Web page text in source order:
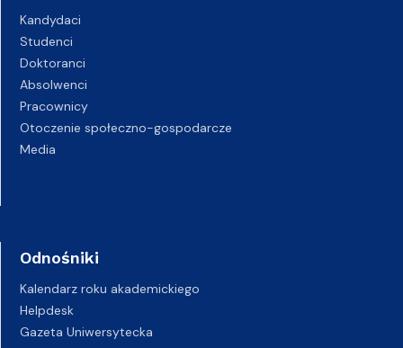
Kandydaci
Studenci
Doktoranci
Absolwenci
Pracownicy
Otoczenie społeczno-gospodarcze
Media
Odnośniki
Kalendarz roku akademickiego
Helpdesk
Gazeta Uniwersytecka